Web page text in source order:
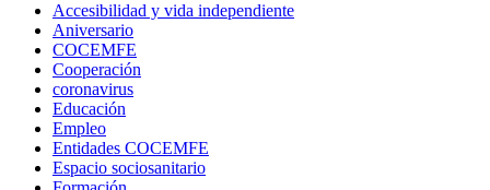
Accesibilidad y vida independiente
Aniversario
COCEMFE
Cooperación
coronavirus
Educación
Empleo
Entidades COCEMFE
Espacio sociosanitario